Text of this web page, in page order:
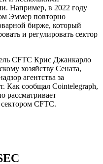
Например, в 2022 году
Эммер повторно
бирже, который
и регулировать сектор
CFTC Крис Джанкарло
хозяйству Сената,
агентства за
Как сообщал Cointelegraph,
рассматривает
CFTC.